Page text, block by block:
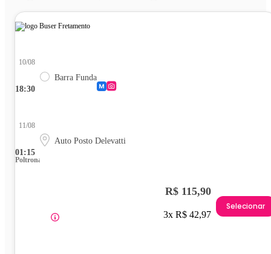
18:30
10/08
Barra Funda
01:15
11/08
Auto Posto Delevatti
Poltrona
R$ 115,90
3x R$ 42,97
Selecionar